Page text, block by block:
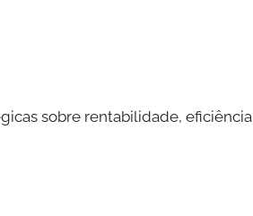
sobre rentabilidade, eficiência